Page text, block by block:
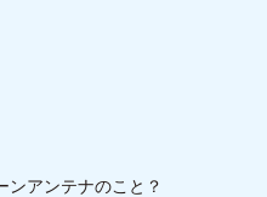
ンアンテナのこと？